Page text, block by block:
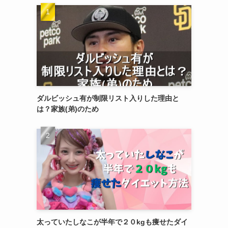
ダルビッシュ有が制限リスト入りした理由と
は？家族(弟)のため
太っていたしなこが半年で２０kgも痩せたダイ